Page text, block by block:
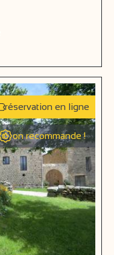
réservation en ligne
on recommande !